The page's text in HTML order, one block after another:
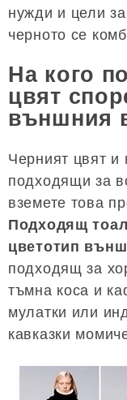
нужди и цели
черното се
На кого
цвят
външния
Черният цвят и
подходящи за
вземете това
Подходящ
цветотип
подходящ за
тъмна коса и
мулатки или
кавказки